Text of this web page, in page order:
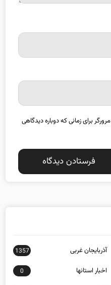
برای زمانی که دوباره دیدگاهی
آذربایجان غربی 1357
اخبار استانها 0